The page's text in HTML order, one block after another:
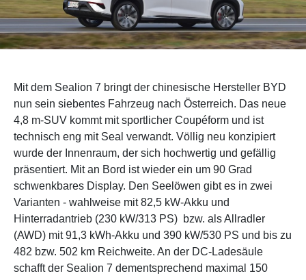
Mit dem Sealion 7 bringt der chinesische Hersteller BYD
nun sein siebentes Fahrzeug nach Österreich. Das neue
4,8 m-SUV kommt mit sportlicher Coupéform und ist
technisch eng mit Seal verwandt. Völlig neu konzipiert
wurde der Innenraum, der sich hochwertig und gefällig
präsentiert. Mit an Bord ist wieder ein um 90 Grad
schwenkbares Display. Den Seelöwen gibt es in zwei
Varianten - wahlweise mit 82,5 kW-Akku und
Hinterradantrieb (230 kW/313 PS) bzw. als Allradler
(AWD) mit 91,3 kWh-Akku und 390 kW/530 PS und bis zu
482 bzw. 502 km Reichweite. An der DC-Ladesäule
schafft der Sealion 7 dementsprechend maximal 150